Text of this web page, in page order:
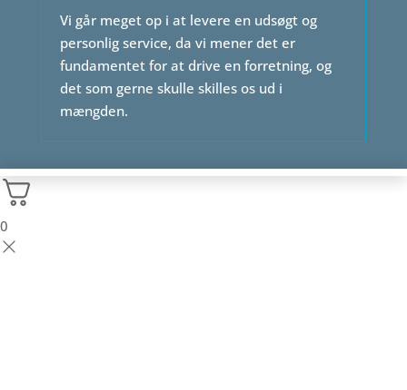
Vi går meget op i at levere en udsøgt og
personlig service, da vi mener det er
fundamentet for at drive en forretning, og
det som gerne skulle skilles os ud i
mængden.
0